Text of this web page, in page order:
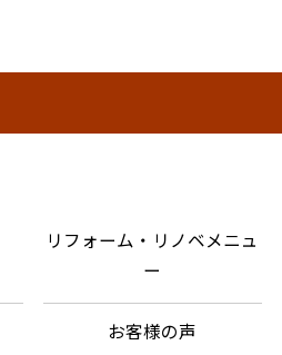
リフォーム・リノベメニュ
ー
お客様の声